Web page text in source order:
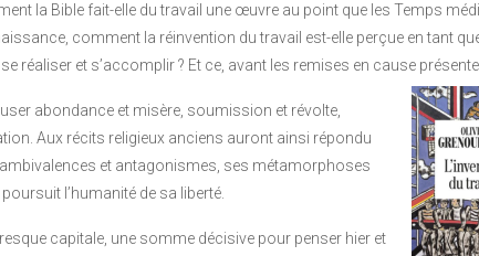
la Bible fait-elle du travail une œuvre au point que les Temps
comment la réinvention du travail est-elle perçue en tant
réaliser et s’accomplir ? Et ce, avant les remises en cause
abondance et misère, soumission et révolte,
Aux récits religieux anciens auront ainsi répondu
et antagonismes, ses métamorphoses
l’humanité de sa liberté.
capitale, une somme décisive pour penser hier et